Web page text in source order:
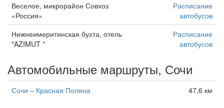
Веселое, микрорайон Совхоз
«Россия»
Расписание
автобусов
Нижнеимеритинская бухта, отель
"AZIMUT "
Расписание
автобусов
Автомобильные маршруты, Сочи
Сочи – Красная Поляна 47,6 км